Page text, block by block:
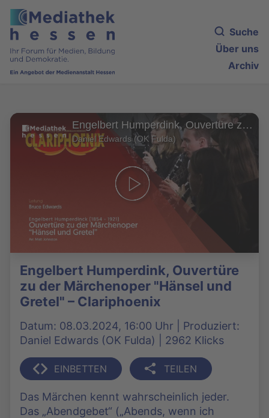
Suche
Über uns
Archiv
Engelbert Humperdink, Ouvertüre zu der Märchenoper "Hänsel und Gretel" – Clariphoenix
Daniel Edwards (OK Fulda)
Engelbert Humperdink, Ouvertüre
zu der Märchenoper "Hänsel und
Gretel" – Clariphoenix
Datum: 08.03.2024, 16:00 Uhr | Produziert:
Daniel Edwards (OK Fulda) | 2962 Klicks
EINBETTEN TEILEN
Das Märchen kennt wahrscheinlich jeder.
Das „Abendgebet“ („Abends, wenn ich